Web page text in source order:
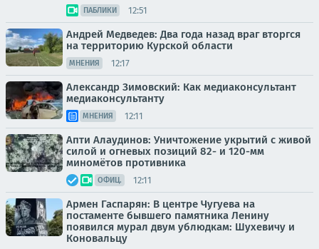
ПАБЛИКИ 12:51
Андрей Медведев: Два года назад враг вторгся
на территорию Курской области
МНЕНИЯ 12:17
Александр Зимовский: Как медиаконсультант
медиаконсультанту
МНЕНИЯ 12:11
Апти Алаудинов: Уничтожение укрытий с живой
силой и огневых позиций 82- и 120-мм
миномётов противника
ОФИЦ. 12:11
Армен Гаспарян: В центре Чугуева на
постаменте бывшего памятника Ленину
появился мурал двум ублюдкам: Шухевичу и
Коновальцу